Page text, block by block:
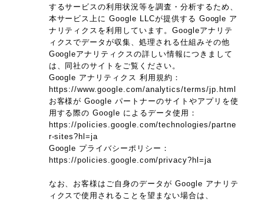
するサービスの利用状況等を調査・分析するため、
本サービス上に Google LLCが提供する Google ア
ナリティクスを利用しています。Googleアナリテ
ィクスでデータが収集、処理される仕組みその他
Googleアナリティクスの詳しい情報につきまして
は、同社のサイトをご覧ください。
Google アナリティクス 利用規約：
https://www.google.com/analytics/terms/jp.html
お客様が Google パートナーのサイトやアプリを使
用する際の Google によるデータ使用：
https://policies.google.com/technologies/partne
r-sites?hl=ja
Google プライバシーポリシー：
https://policies.google.com/privacy?hl=ja
なお、お客様はご自身のデータが Google アナリテ
ィクスで使用されることを望まない場合は、